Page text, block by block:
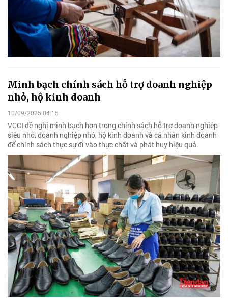
Minh bạch chính sách hỗ trợ doanh nghiệp
nhỏ, hộ kinh doanh
10/09/2025 04:15
VCCI đề nghị minh bạch hơn trong chính sách hỗ trợ doanh nghiệp
siêu nhỏ, doanh nghiệp nhỏ, hộ kinh doanh và cá nhân kinh doanh
để chính sách thực sự đi vào thực chất và phát huy hiệu quả.